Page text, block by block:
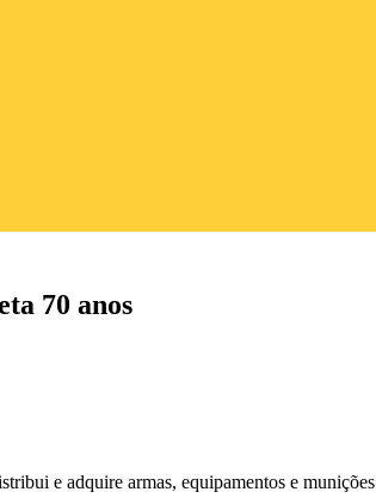
70 anos
e adquire armas, equipamentos e munições